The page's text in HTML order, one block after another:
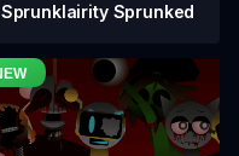
Sprunklairity Sprunked